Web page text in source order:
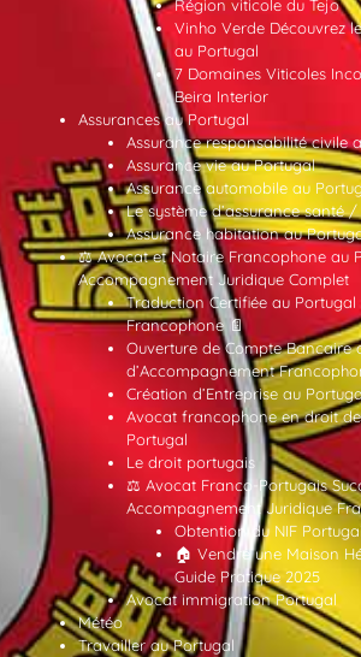
Région viticole du Tejo
Vinho Verde Découvrez
au Portugal
7 Domaines Viticoles
Beira Interior
Assurances au Portugal
Assurance responsabilité civile
Assurance vie au Portugal
Assurance automobile au
Le système d’assurance santé
Assurance habitation au
⚖️ Avocat et Notaire Francophone au
Accompagnement Juridique Complet
Traduction Certifiée au Portugal
Francophone 📄
Ouverture de Compte Bancaire
d’Accompagnement
Création d’Entreprise au
Avocat francophone en droit
Portugal
Le droit portugais
⚖️ Avocat Franco-Portugais
Accompagnement Juridique
Obtention du NIF
🏠 Vendre une Maison
Guide Pratique 2025
Avocat immigration Portugal
Météo
Travailler au Portugal